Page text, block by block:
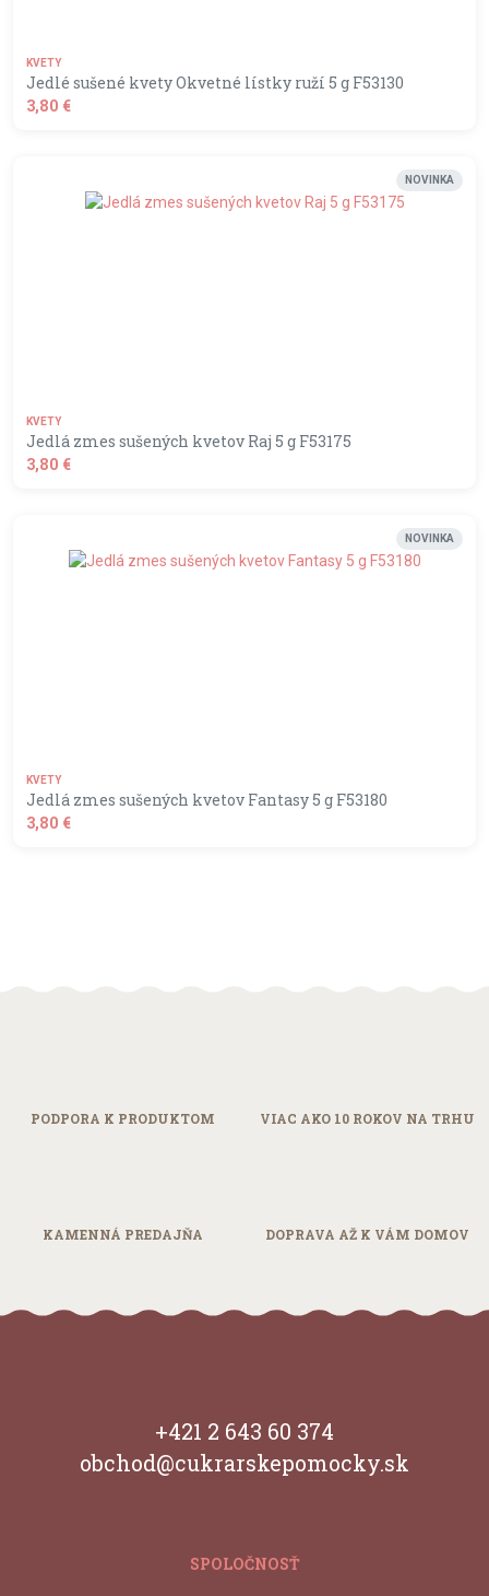
KVETY
Jedlé sušené kvety Okvetné lístky ruží 5 g F53130
3,80 €
NOVINKA
KVETY
Jedlá zmes sušených kvetov Raj 5 g F53175
3,80 €
NOVINKA
KVETY
Jedlá zmes sušených kvetov Fantasy 5 g F53180
3,80 €
PODPORA K PRODUKTOM VIAC AKO 10 ROKOV NA TRHU
KAMENNÁ PREDAJŇA DOPRAVA AŽ K VÁM DOMOV
+421 2 643 60 374
obchod@cukrarskepomocky.sk
SPOLOČNOSŤ